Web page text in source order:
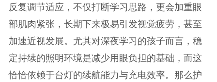
反复调节适应，不仅打断学习思路，更会加重眼
部肌肉紧张，长期下来极易引发视觉疲劳，甚至
加速近视发展。尤其对深夜学习的孩子而言，稳
定持续的照明环境是减少用眼负担的基础，而这
恰恰依赖于台灯的续航能力与充电效率。那么护